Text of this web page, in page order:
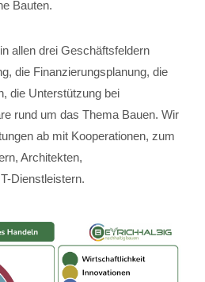
Bauten.
allen drei Geschäftsfeldern
die Finanzierungsplanung, die
die Unterstützung bei
rund um das Thema Bauen. Wir
ab mit Kooperationen, zum
Architekten,
Dienstleistern.